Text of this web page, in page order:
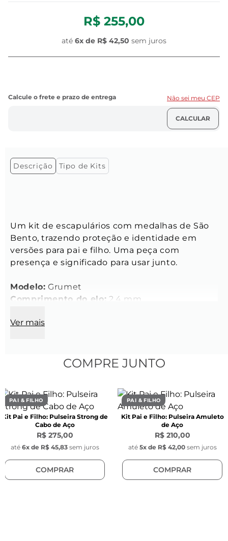
R$ 255,00
até 6x de R$ 42,50 sem juros
Não sei meu CEP
Descrição Tipo de Kits
Um kit de escapulários com medalhas de São
Bento, trazendo proteção e identidade em
versões para pai e filho. Uma peça com
presença e significado para usar junto.
Modelo: Grumet
Comprimento do elo: 2,4 mm
Espessura do elo:
Medalhas de São Bento:
Diâmetro: 1,2 cm
Espessura: 1,5 mm
Material: Aço inoxidável
Gravações: símbolos Crux Sancti Patris
Benedicti, que significam
Cruz do Santo Pai
Bento
Pingente Key Design:
Ver mais
COMPRE JUNTO
PAI & FILHO
Kit Pai e Filho: Pulseira Strong de
Cabo de Aço
R$ 275,00
até 6x de R$ 45,83 sem juros
COMPRAR
PAI & FILHO
Kit Pai e Filho: Pulseira Amuleto
de Aço
R$ 210,00
até 5x de R$ 42,00 sem juros
COMPRAR